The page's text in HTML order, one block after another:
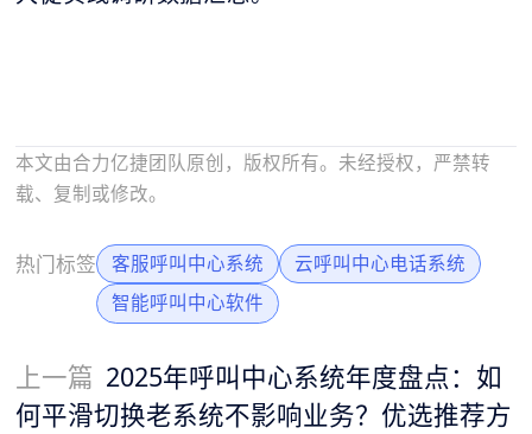
本文由合力亿捷团队原创，版权所有。未经授权，严禁转
载、复制或修改。
热门标签 客服呼叫中心系统
云呼叫中心电话系统
智能呼叫中心软件
上一篇 2025年呼叫中心系统年度盘点：如
何平滑切换老系统不影响业务？优选推荐方